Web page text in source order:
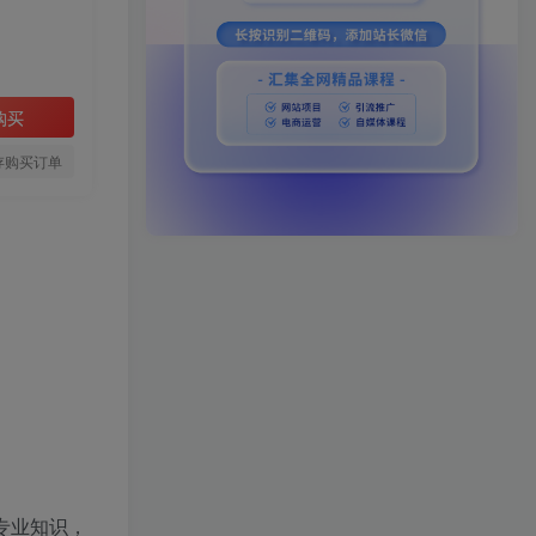
买
买订单
知识，